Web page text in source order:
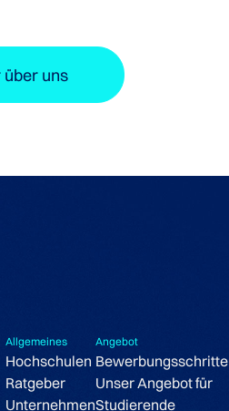
über uns
Allgemeines
Hochschulen
Ratgeber
Unternehmen
Angebot
Bewerbungsschritte
Unser Angebot für
Studierende